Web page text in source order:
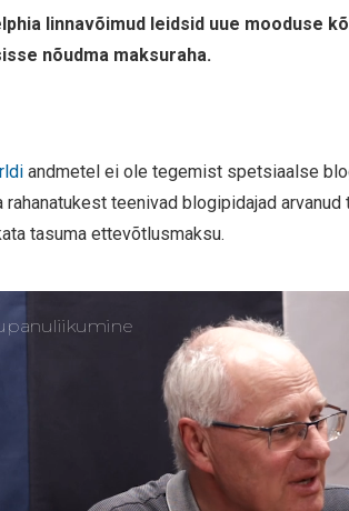
linnavõimud leidsid uue mooduse
nõudma maksuraha.
andmetel ei ole tegemist spetsiaalse
rahanatukest teenivad blogipidajad
tasuma ettevõtlusmaksu.